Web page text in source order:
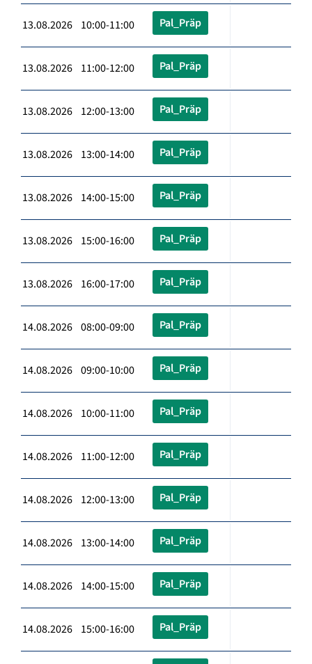
13.08.2026 10:00-11:00 Pal_Präp
13.08.2026 11:00-12:00 Pal_Präp
13.08.2026 12:00-13:00 Pal_Präp
13.08.2026 13:00-14:00 Pal_Präp
13.08.2026 14:00-15:00 Pal_Präp
13.08.2026 15:00-16:00 Pal_Präp
13.08.2026 16:00-17:00 Pal_Präp
14.08.2026 08:00-09:00 Pal_Präp
14.08.2026 09:00-10:00 Pal_Präp
14.08.2026 10:00-11:00 Pal_Präp
14.08.2026 11:00-12:00 Pal_Präp
14.08.2026 12:00-13:00 Pal_Präp
14.08.2026 13:00-14:00 Pal_Präp
14.08.2026 14:00-15:00 Pal_Präp
14.08.2026 15:00-16:00 Pal_Präp